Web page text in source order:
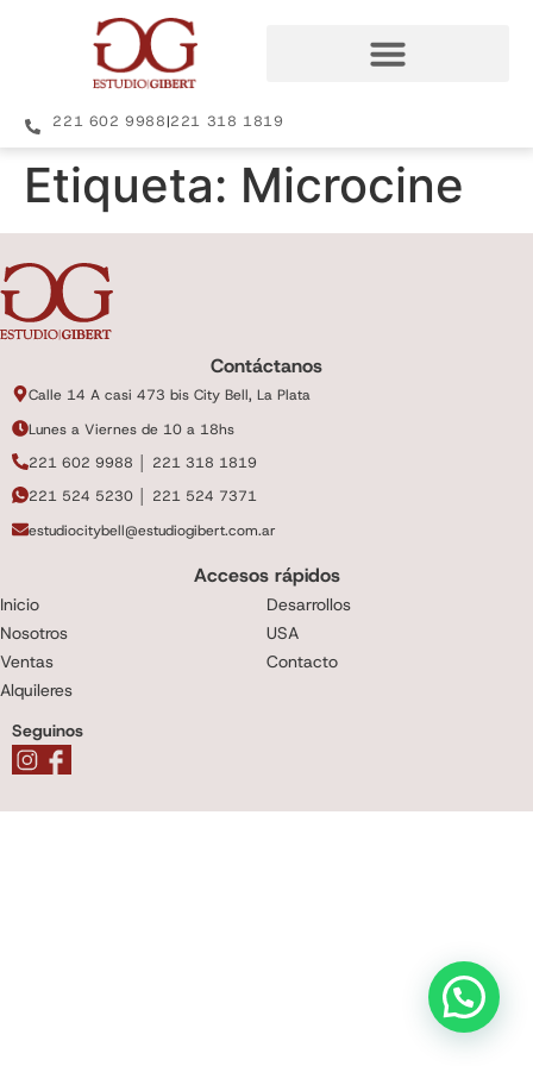
221 602 9988|221 318 1819
Etiqueta: Microcine
Contáctanos
Calle 14 A casi 473 bis City Bell, La Plata
Lunes a Viernes de 10 a 18hs
221 602 9988 │ 221 318 1819
221 524 5230 │ 221 524 7371
estudiocitybell@estudiogibert.com.ar
Accesos rápidos
Inicio
Nosotros
Ventas
Alquileres
Desarrollos
USA
Contacto
Seguinos